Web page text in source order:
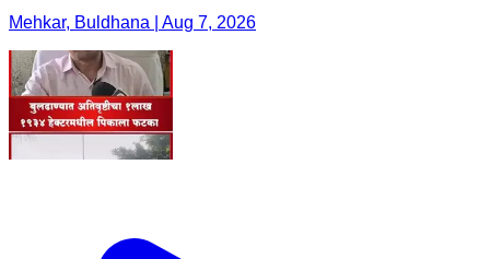
Mehkar, Buldhana | Aug 7, 2026